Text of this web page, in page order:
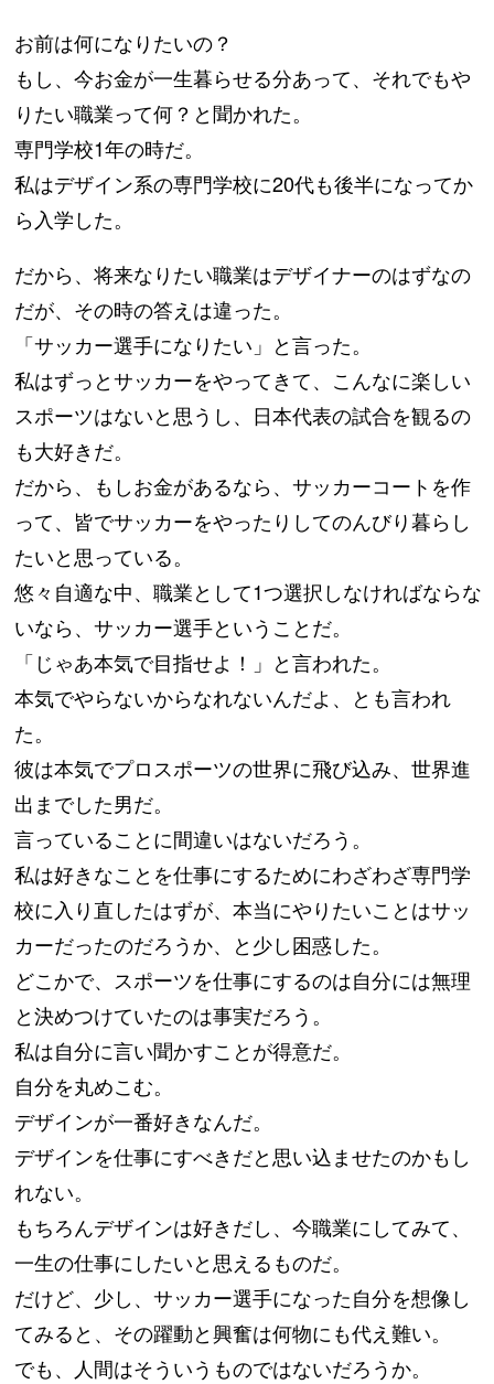
お前は何になりたいの？
もし、今お金が一生暮らせる分あって、それでもや
りたい職業って何？と聞かれた。
専門学校1年の時だ。
私はデザイン系の専門学校に20代も後半になってか
ら入学した。
だから、将来なりたい職業はデザイナーのはずなの
だが、その時の答えは違った。
「サッカー選手になりたい」と言った。
私はずっとサッカーをやってきて、こんなに楽しい
スポーツはないと思うし、日本代表の試合を観るの
も大好きだ。
だから、もしお金があるなら、サッカーコートを作
って、皆でサッカーをやったりしてのんびり暮らし
たいと思っている。
悠々自適な中、職業として1つ選択しなければならな
いなら、サッカー選手ということだ。
「じゃあ本気で目指せよ！」と言われた。
本気でやらないからなれないんだよ、とも言われ
た。
彼は本気でプロスポーツの世界に飛び込み、世界進
出までした男だ。
言っていることに間違いはないだろう。
私は好きなことを仕事にするためにわざわざ専門学
校に入り直したはずが、本当にやりたいことはサッ
カーだったのだろうか、と少し困惑した。
どこかで、スポーツを仕事にするのは自分には無理
と決めつけていたのは事実だろう。
私は自分に言い聞かすことが得意だ。
自分を丸めこむ。
デザインが一番好きなんだ。
デザインを仕事にすべきだと思い込ませたのかもし
れない。
もちろんデザインは好きだし、今職業にしてみて、
一生の仕事にしたいと思えるものだ。
だけど、少し、サッカー選手になった自分を想像し
てみると、その躍動と興奮は何物にも代え難い。
でも、人間はそういうものではないだろうか。